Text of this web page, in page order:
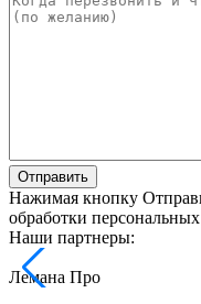
Отправить
Нажимая кнопку
обработки
Наши партнеры:
Лемана Про